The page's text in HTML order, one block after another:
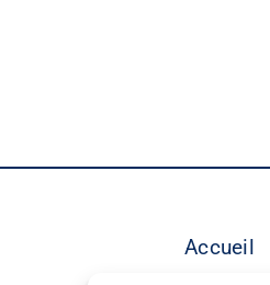
Accueil